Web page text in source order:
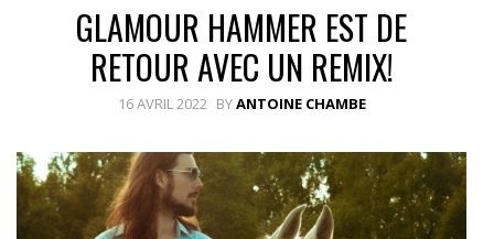
GLAMOUR HAMMER EST DE
RETOUR AVEC UN REMIX!
16 AVRIL 2022 BYANTOINE CHAMBE